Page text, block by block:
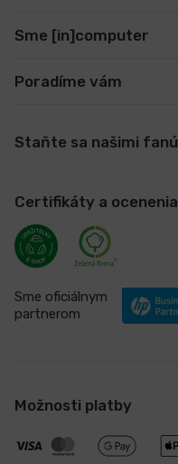
Sme [in]computer
Poradíme vám
Staňte sa našimi
Certifikáty a ocenenia
Sme oficiálnym
partnerom
Možnosti platby